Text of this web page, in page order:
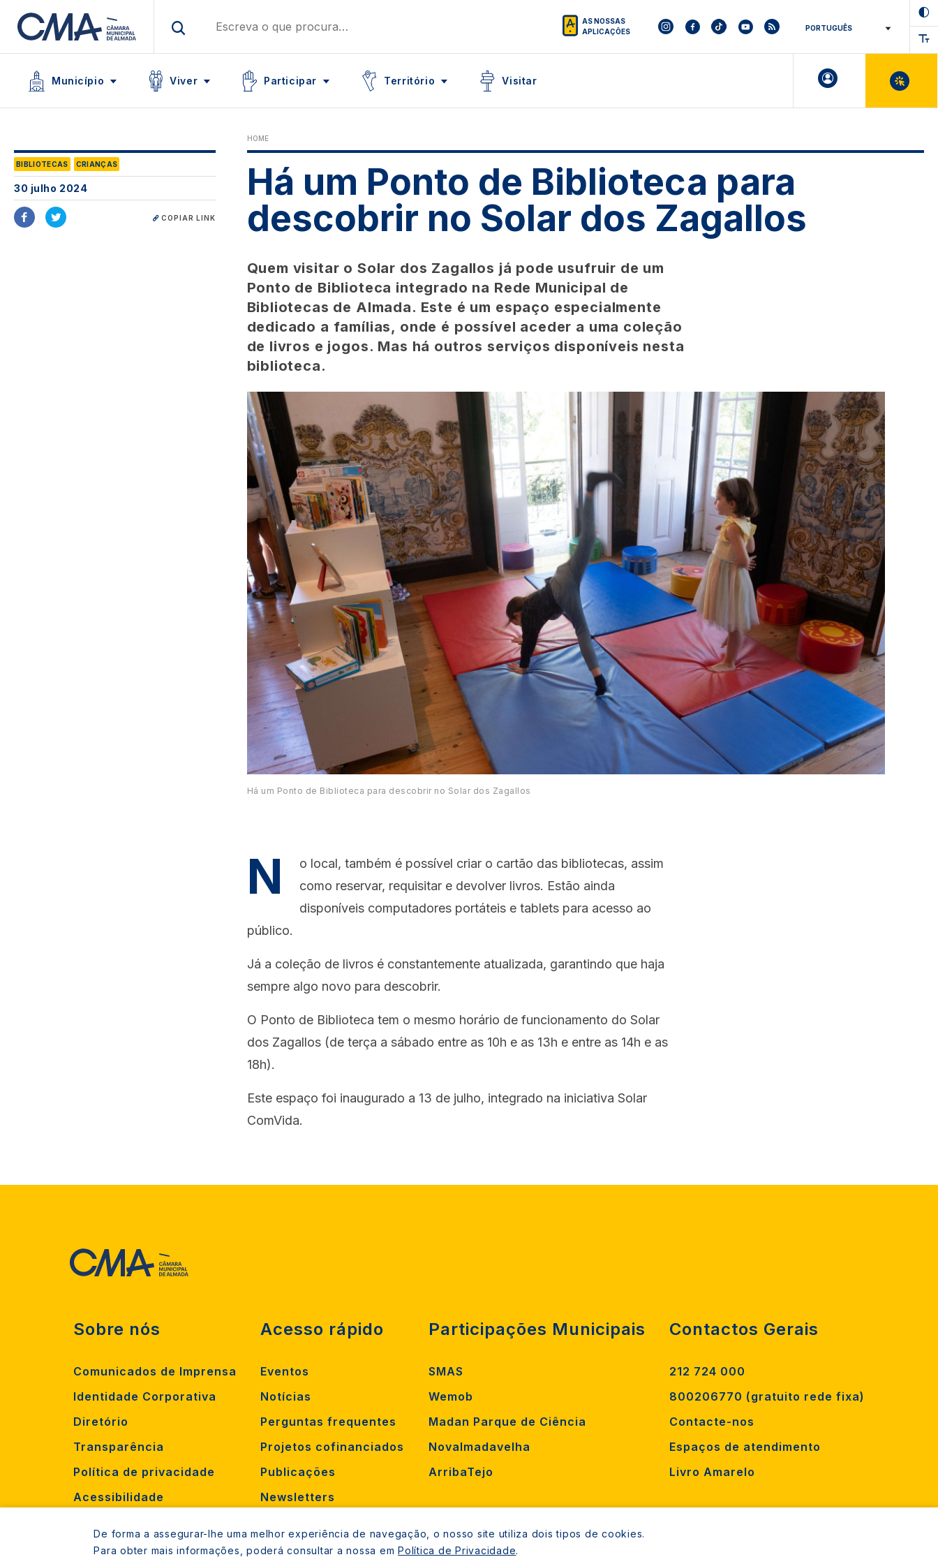
main
AS NOSSAS
APLICAÇÕES
Main navigation
Município
Icon Viver
Icon Participar
Icon Território
Icon Visitar
Icon
BIBLIOTECAS CRIANÇAS
30 julho 2024
COPIAR LINK
HOME
Há um Ponto de Biblioteca para
descobrir no Solar dos Zagallos
Quem visitar o Solar dos Zagallos já pode usufruir de um
Ponto de Biblioteca integrado na Rede Municipal de
Bibliotecas de Almada. Este é um espaço especialmente
dedicado a famílias, onde é possível aceder a uma coleção
de livros e jogos. Mas há outros serviços disponíveis nesta
biblioteca.
Image
Há um Ponto de Biblioteca para descobrir no Solar dos Zagallos
N
o local, também é possível criar o cartão das bibliotecas, assim
como reservar, requisitar e devolver livros. Estão ainda
disponíveis computadores portáteis e tablets para acesso ao
público.
Já a coleção de livros é constantemente atualizada, garantindo que haja
sempre algo novo para descobrir.
O Ponto de Biblioteca tem o mesmo horário de funcionamento do Solar
dos Zagallos (de terça a sábado entre as 10h e as 13h e entre as 14h e as
18h).
Este espaço foi inaugurado a 13 de julho, integrado na iniciativa Solar
ComVida.
Sobre nós
Comunicados de Imprensa
Identidade Corporativa
Diretório
Transparência
Política de privacidade
Acessibilidade
Acesso rápido
Eventos
Notícias
Perguntas frequentes
Projetos cofinanciados
Publicações
Newsletters
Recrutamento
Participações Municipais
SMAS
Wemob
Madan Parque de Ciência
Novalmadavelha
ArribaTejo
Contactos Gerais
212 724 000
800206770 (gratuito rede fixa)
Contacte-nos
Espaços de atendimento
Livro Amarelo
De forma a assegurar-lhe uma melhor experiência de navegação, o nosso site utiliza dois tipos de cookies.
Para obter mais informações, poderá consultar a nossa emPolítica de Privacidade.